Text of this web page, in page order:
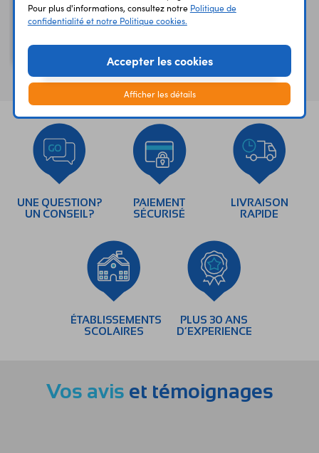
Carte DFRduino
DFR0221
UNE QUESTION?
UN CONSEIL?
PAIEMENT
SÉCURISÉ
LIVRAISON
RAPIDE
ÉTABLISSEMENTS
SCOLAIRES
PLUS 30 ANS
D’EXPERIENCE
Vos avis et témoignages
Pour plus d'informations, consultez notre Politique de
confidentialité et notre Politique cookies.
Accepter les cookies
Afficher les détails